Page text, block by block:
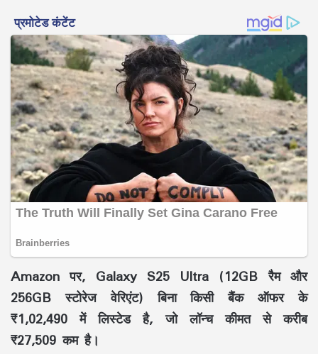
Amazon पर, Galaxy S25 Ultra (12GB रैम और
256GB स्टोरेज वेरिएंट) बिना किसी बैंक ऑफर के
₹1,02,490 में लिस्टेड है, जो लॉन्च कीमत से करीब
₹27,509 कम है।